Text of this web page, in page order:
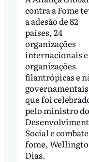
contra a Fome
a adesão de 82
países, 24
organizações
internacionais e
organizações
filantrópicas e
que foi
pelo ministro do
Social e
fome,
Dias.